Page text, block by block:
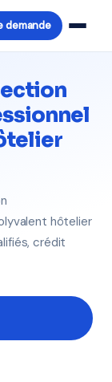
demande
hôtelier
crédit